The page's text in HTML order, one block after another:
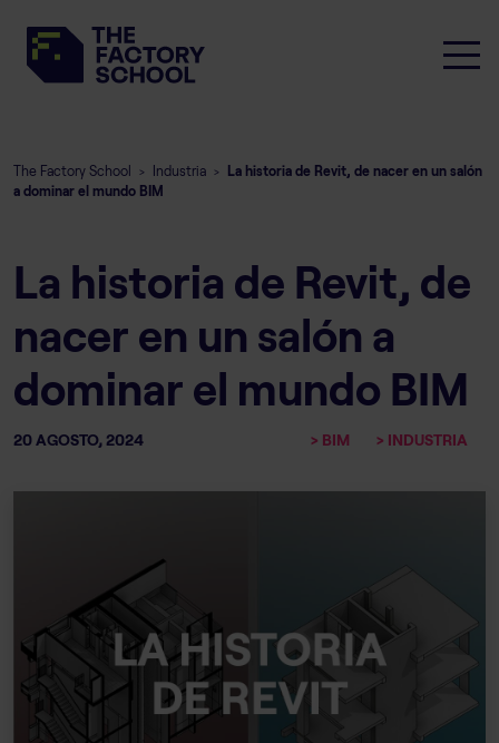
The Factory School > Industria >
La historia de Revit, de nacer en un salón
a dominar el mundo BIM
La historia de Revit, de
nacer en un salón a
dominar el mundo BIM
20 AGOSTO, 2024 > BIM > INDUSTRIA